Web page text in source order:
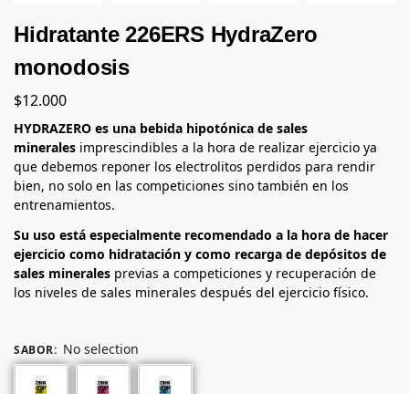
Hidratante 226ERS HydraZero
monodosis
$12.000
HYDRAZERO es una bebida hipotónica de sales
minerales imprescindibles a la hora de realizar ejercicio ya
que debemos reponer los electrolitos perdidos para rendir
bien, no solo en las competiciones sino también en los
entrenamientos.
Su uso está especialmente recomendado a la hora de hacer
ejercicio como hidratación y como recarga de depósitos de
sales minerales previas a competiciones y recuperación de
los niveles de sales minerales después del ejercicio físico.
SABOR: No selection